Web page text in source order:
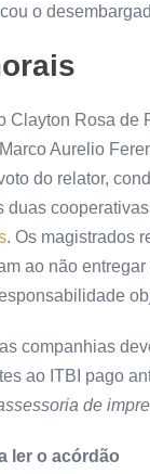
o
Clayton Rosa de
Aurelio
do relator,
duas
. Os magistrados
ao não
companhias
ao ITBI pago
de
ler o acórdão